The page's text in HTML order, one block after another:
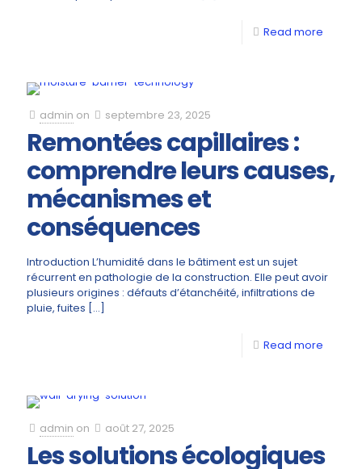
Read more
admin on septembre 23, 2025
Remontées capillaires :
comprendre leurs causes,
mécanismes et
conséquences
Introduction L’humidité dans le bâtiment est un sujet
récurrent en pathologie de la construction. Elle peut avoir
plusieurs origines : défauts d’étanchéité, infiltrations de
pluie, fuites […]
Read more
admin on août 27, 2025
Les solutions écologiques